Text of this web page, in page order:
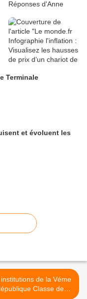
Terminale
et évoluent les
de la Véme
Classe de